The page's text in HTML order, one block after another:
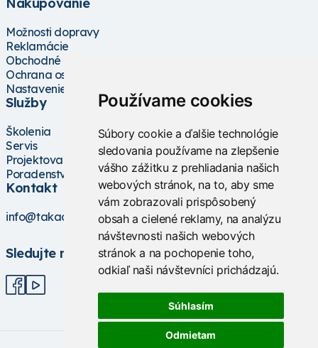
Používame cookies
Súbory cookie a ďalšie technológie
sledovania používame na zlepšenie
vášho zážitku z prehliadania našich
webových stránok, na to, aby sme
vám zobrazovali prispôsobený
obsah a cielené reklamy, na analýzu
návštevnosti našich webových
stránok a na pochopenie toho,
odkiaľ naši návštevníci prichádzajú.
Súhlasím
Odmietam
Nakupovanie
Možnosti dopravy
Reklamácie
Obchodné podmienky
Ochrana osobných údajov
Nastavenie cookies
Služby
Školenia
Servis
Projektovanie
Poradenstvo
Kontakt
info@takacs.sk
Sledujte nás